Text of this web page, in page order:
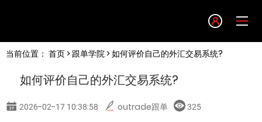
English
当前位置： 首页> 跟单学院> 如何评价自己的外汇交易系统?
如何评价自己的外汇交易系统?
2026-02-17 10:38:58 outrade跟单 325